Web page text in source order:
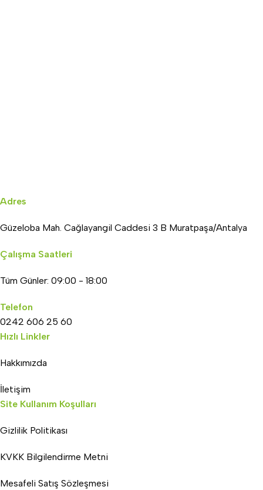
Adres
Güzeloba Mah. Cağlayangil Caddesi 3 B Muratpaşa/Antalya
Çalışma Saatleri
Tüm Günler: 09:00 - 18:00
Telefon
0242 606 25 60
Hızlı Linkler
Hakkımızda
İletişim
Site Kullanım Koşulları
Gizlilik Politikası
KVKK Bilgilendirme Metni
Mesafeli Satış Sözleşmesi